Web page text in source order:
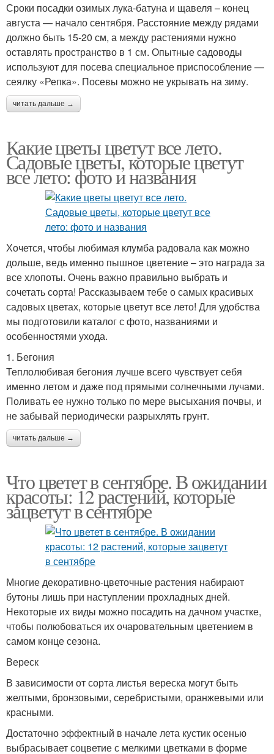
Сроки посадки озимых лука-батуна и щавеля – конец
августа — начало сентября. Расстояние между рядами
должно быть 15-20 см, а между растениями нужно
оставлять пространство в 1 см. Опытные садоводы
используют для посева специальное приспособление —
сеялку «Репка». Посевы можно не укрывать на зиму.
читать дальше →
Какие цветы цветут все лето.
Садовые цветы, которые цветут
все лето: фото и названия
Хочется, чтобы любимая клумба радовала как можно
дольше, ведь именно пышное цветение – это награда за
все хлопоты. Очень важно правильно выбрать и
сочетать сорта! Рассказываем тебе о самых красивых
садовых цветах, которые цветут все лето! Для удобства
мы подготовили каталог с фото, названиями и
особенностями ухода.
1. Бегония
Теплолюбивая бегония лучше всего чувствует себя
именно летом и даже под прямыми солнечными лучами.
Поливать ее нужно только по мере высыхания почвы, и
не забывай периодически разрыхлять грунт.
читать дальше →
Что цветет в сентябре. В ожидании
красоты: 12 растений, которые
зацветут в сентябре
Многие декоративно-цветочные растения набирают
бутоны лишь при наступлении прохладных дней.
Некоторые их виды можно посадить на дачном участке,
чтобы полюбоваться их очаровательным цветением в
самом конце сезона.
Вереск
В зависимости от сорта листья вереска могут быть
желтыми, бронзовыми, серебристыми, оранжевыми или
красными.
Достаточно эффектный в начале лета кустик осенью
выбрасывает соцветие с мелкими цветками в форме